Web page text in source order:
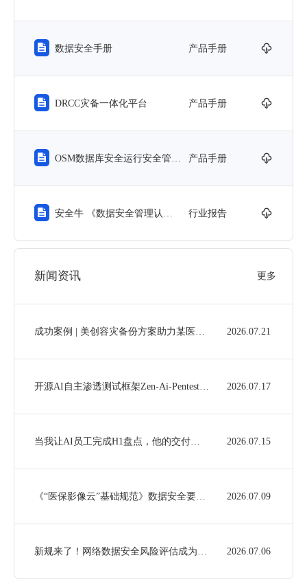
 数据安全手册 产品手册 
 DRCC灾备一体化平台 产品手册 
 OSM数据库安全运行安全管理平台 产品手册 
 安全牛 《数据安全管理认证建设指引》 行业报告 
新闻资讯 更多
2026.07.21
开源AI自主渗透测试框架Zen-Ai-Pentest部署与使用 2026.07.17
当我让AI员工完成H1盘点，他的交付…… 2026.07.15
《“医保影像云”基础规范》数据安全要求梳理及美创产品满足性分析 2026.07.09
2026.07.06